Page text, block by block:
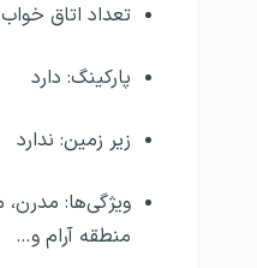
تعداد اتاق خواب:
پارکینگ: دارد
زیر زمین: ندارد
ویژگی‌ها: مدرن،
منطقه آرام و…